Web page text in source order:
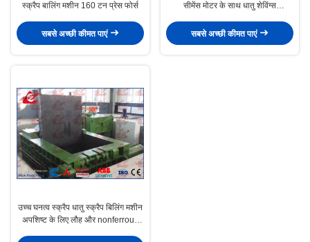
स्क्रैप बालिंग मशीन 160 टन प्रेस फोर्स
सबसे अच्छी कीमत पाएं
सीमेंस मोटर के साथ धातु शेविंग्स
सबसे अच्छी कीमत पाएं
उच्च घनत्व स्क्रैप धातु स्क्रैप बिलिंग मशीन
अपशिष्ट के लिए लौह और nonferrous